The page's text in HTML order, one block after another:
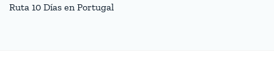
Ruta 10 Días en Portugal